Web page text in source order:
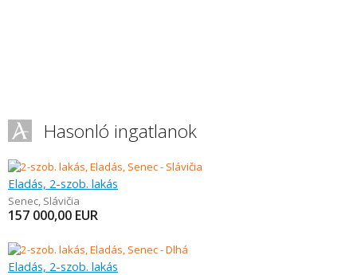
Hasonló ingatlanok
Eladás, 2-szob. lakás
Senec, Slávičia
157 000,00 EUR
Eladás, 2-szob. lakás